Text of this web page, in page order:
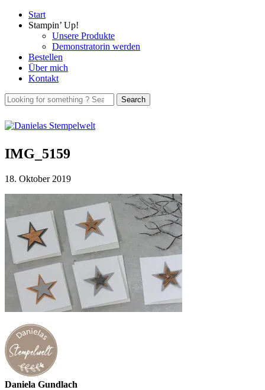
Start
Stampin’ Up!
Unsere Produkte
Demonstratorin werden
Bestellen
Über mich
Kontakt
IMG_5159
18. Oktober 2019
Daniela Gundlach